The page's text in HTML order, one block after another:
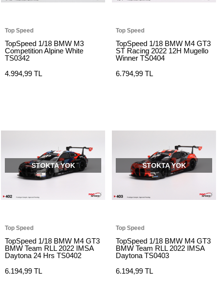
Top Speed
TopSpeed 1/18 BMW M3
Competition Alpine White
TS0342
4.994,99 TL
Top Speed
TopSpeed 1/18 BMW M4 GT3
ST Racing 2022 12H Mugello
Winner TS0404
6.794,99 TL
STOKTA YOK
Top Speed
TopSpeed 1/18 BMW M4 GT3
BMW Team RLL 2022 IMSA
Daytona 24 Hrs TS0402
6.194,99 TL
STOKTA YOK
Top Speed
TopSpeed 1/18 BMW M4 GT3
BMW Team RLL 2022 IMSA
Daytona TS0403
6.194,99 TL